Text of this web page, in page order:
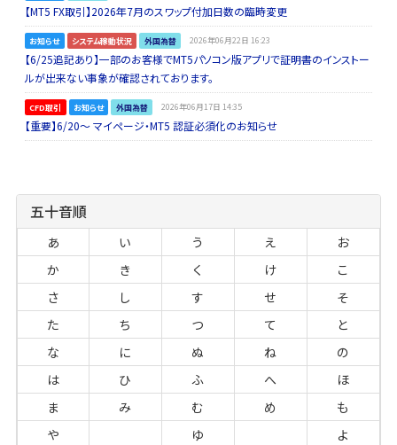
【MT5 FX取引】2026年7月のスワップ付加日数の臨時変更
お知らせ システム稼動状況 外国為替 2026年06月22日 16:23
【6/25追記あり】一部のお客様でMT5パソコン版アプリで証明書のインストー
ルが出来ない事象が確認されております。
CFD取引 お知らせ 外国為替 2026年06月17日 14:35
【重要】6/20～ マイページ・MT5 認証必須化のお知らせ
五十音順
あ い う え
お
か
き く け
こ
さ
し す せ
そ
た
ち つ て
と
な
に ぬ ね
の
は
ひ ふ へ
ほ
ま
み む め
も
や
ゆ
よ